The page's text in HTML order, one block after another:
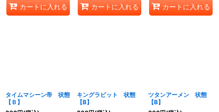
カートに入れる カートに入れる カートに入れる
タイムマシーン帝 状態
【Ｂ】
キングラビット 状態
【B】
ツタンアーメン 状態
【B】